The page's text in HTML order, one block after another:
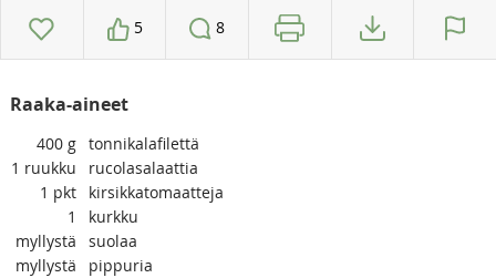
5 8
Raaka-aineet
400 g tonnikalafilettä
1 ruukku
rucolasalaattia
1 pkt
kirsikkatomaatteja
1
kurkku
myllystä
suolaa
myllystä
pippuria